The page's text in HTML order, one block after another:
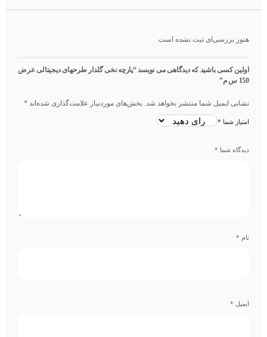
هنوز بررسی‌ای ثبت نشده است.
اولین کسی باشید که دیدگاهی می نویسد “پارچه نخی گلدار طرحهای دیجیتالی عرض
150 س م”
نشانی ایمیل شما منتشر نخواهد شد. بخش‌های موردنیاز علامت‌گذاری شده‌اند *
امتیاز شما *
دیدگاه شما *
نام *
ایمیل *